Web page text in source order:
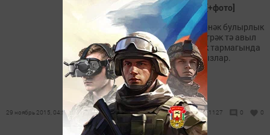
Гаилә аналар белән көчле [+фото]
Районыбызда яшьләргә үрнәк булырлык
эшсөяр аналар бик күп. Бигрәк тә авыл
хуҗалыгының терлекчелек тармагында
төп эшче көчләр - хатын-кызлар.
Аларның күбесе әниләр.
29 ноябрь 2015, 04:50 1127 0 0